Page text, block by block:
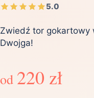
5.0
Zwiedź tor gokartowy
Dwojga!
od 220 zł